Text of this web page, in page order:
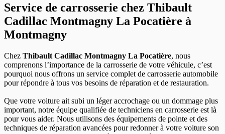
Service de carrosserie chez Thibault
Cadillac Montmagny La Pocatière à
Montmagny
Chez Thibault Cadillac Montmagny La Pocatière, nous
comprenons l’importance de la carrosserie de votre véhicule, c’est
pourquoi nous offrons un service complet de carrosserie automobile
pour répondre à tous vos besoins de réparation et de restauration.
Que votre voiture ait subi un léger accrochage ou un dommage plus
important, notre équipe qualifiée de techniciens en carrosserie est là
pour vous aider. Nous utilisons des équipements de pointe et des
techniques de réparation avancées pour redonner à votre voiture son